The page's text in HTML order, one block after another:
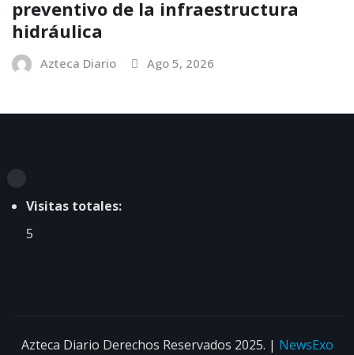
preventivo de la infraestructura
hidráulica
Azteca Diario Ago 5, 2026
Visitas totales:
5
Azteca Diario Derechos Reservados 2025. | NewsExo